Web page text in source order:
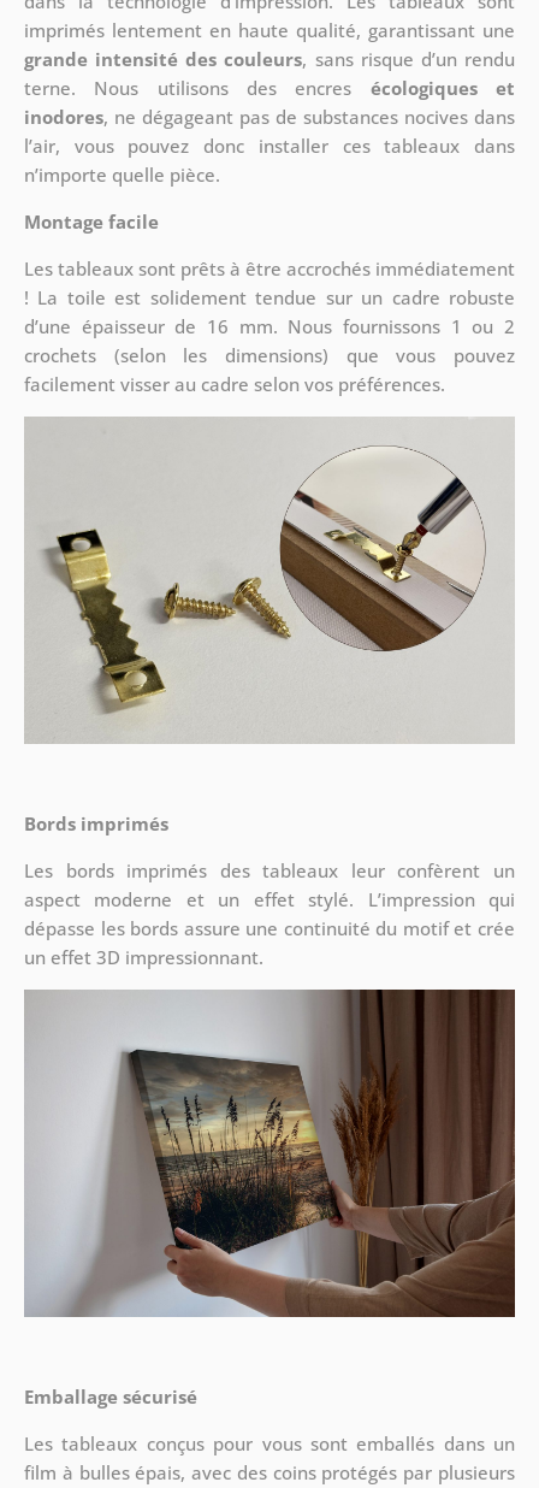
imprimés lentement en haute qualité, garantissant une
grande intensité des couleurs, sans risque d’un rendu
terne. Nous utilisons des encres écologiques et
inodores, ne dégageant pas de substances nocives dans
l’air, vous pouvez donc installer ces tableaux dans
n’importe quelle pièce.
Montage facile
Les tableaux sont prêts à être accrochés immédiatement
! La toile est solidement tendue sur un cadre robuste
d’une épaisseur de 16 mm. Nous fournissons 1 ou 2
crochets (selon les dimensions) que vous pouvez
facilement visser au cadre selon vos préférences.
Bords imprimés
Les bords imprimés des tableaux leur confèrent un
aspect moderne et un effet stylé. L’impression qui
dépasse les bords assure une continuité du motif et crée
un effet 3D impressionnant.
Emballage sécurisé
Les tableaux conçus pour vous sont emballés dans un
film à bulles épais, avec des coins protégés par plusieurs